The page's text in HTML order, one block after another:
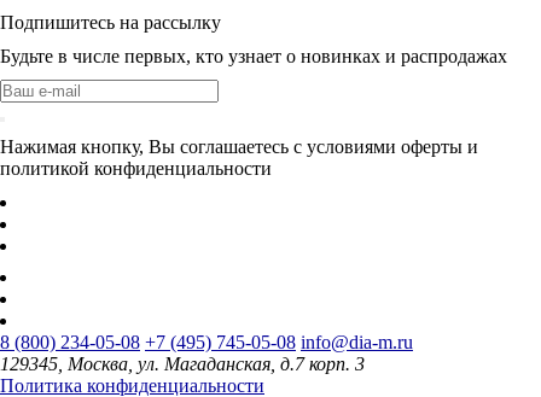
Подпишитесь на рассылку
Будьте в числе первых, кто узнает о новинках и распродажах
Нажимая кнопку, Вы соглашаетесь с условиями оферты и
политикой конфиденциальности
8 (800) 234-05-08 +7 (495) 745-05-08 info@dia-m.ru
129345, Москва, ул. Магаданская, д.7 корп. 3
Политика конфиденциальности